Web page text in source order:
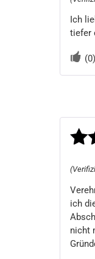
mit
Ich
tiefer
(0)
mit
ich
nicht